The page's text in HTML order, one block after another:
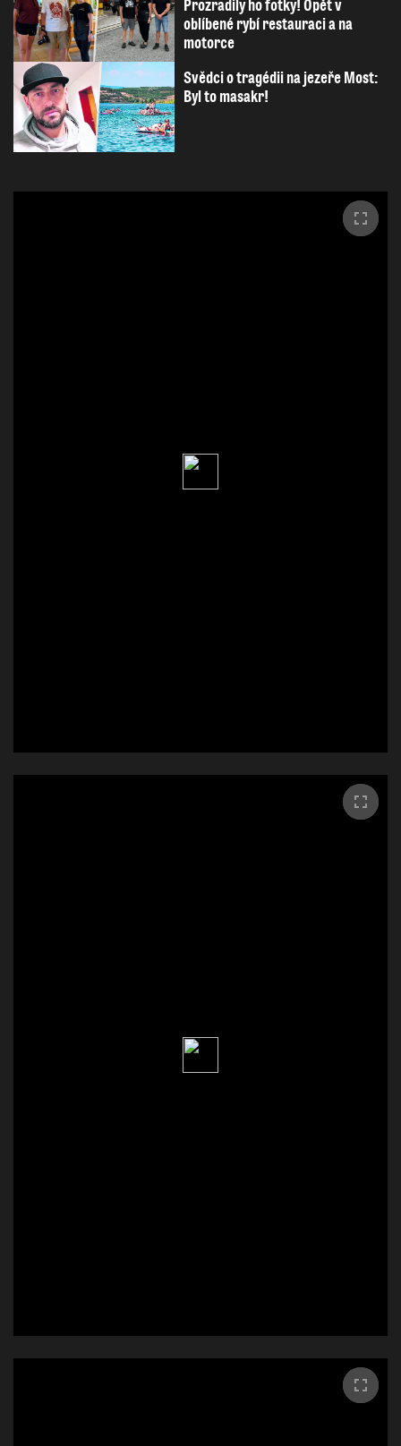
Prozradily ho fotky! Opět v
oblíbené rybí restauraci a na
motorce
Svědci o tragédii na jezeře Most:
Byl to masakr!